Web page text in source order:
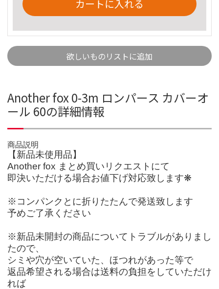
カートに入れる
欲しいものリストに追加
Another fox 0-3m ロンパース カバーオ
ール 60の詳細情報
商品説明
【新品未使用品】
Another fox まとめ買いリクエストにて
即決いただける場合お値下げ対応致します❋
※コンパンクとに折りたたんで発送致します
予めご了承ください
※新品未開封の商品についてトラブルがありまし
たので、
シミや穴が空いていた、ほつれがあった等で
返品希望される場合は送料の負担をしていただけ
れば